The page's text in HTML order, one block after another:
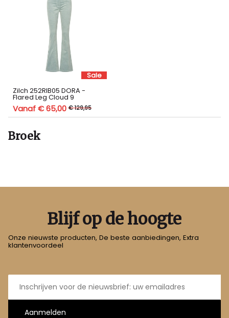
Sale
Zilch 252RIB05 DORA -
Flared Leg Cloud 9
Vanaf € 65,00 € 129,95
Broek
Blijf op de hoogte
Onze nieuwste producten, De beste aanbiedingen, Extra
klantenvoordeel
E-
mailadres
Aanmelden